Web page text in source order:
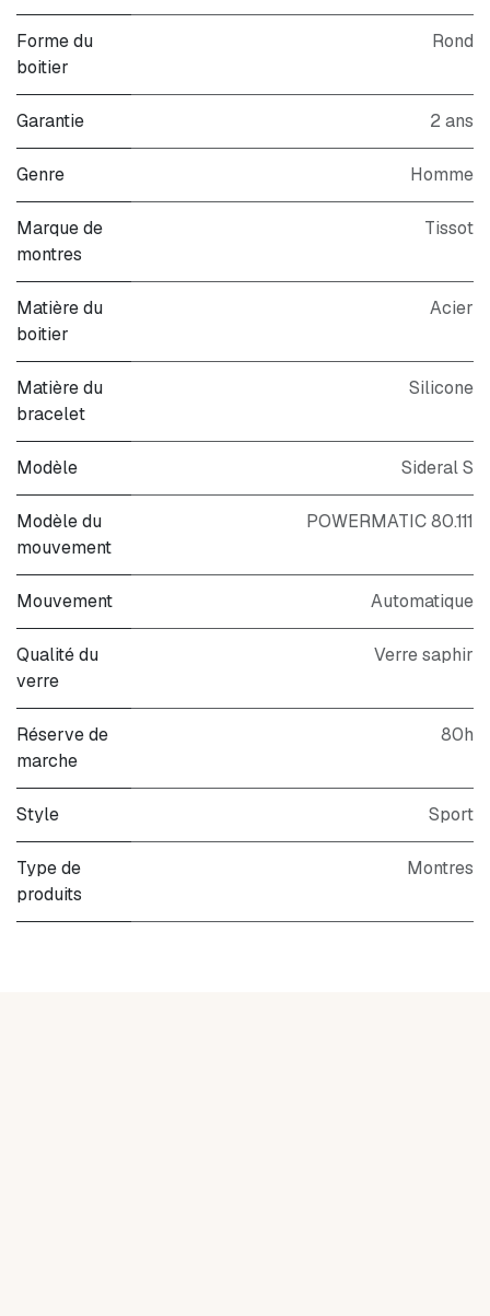
Forme du
boitier
Rond
Garantie 2 ans
Genre Homme
Marque de
montres
Tissot
Matière du
boitier
Acier
Matière du
bracelet
Silicone
Modèle Sideral S
Modèle du
mouvement
POWERMATIC 80.111
Mouvement Automatique
Qualité du
verre
Verre saphir
Réserve de
marche
80h
Style Sport
Type de
produits
Montres